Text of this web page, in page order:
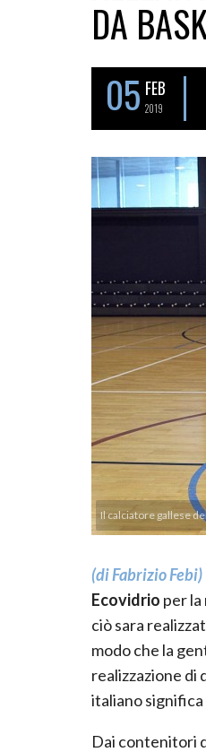
DA
05 FEB
2019
Il calciatore gallese
(di Fabrizio Febi)
Ecovidrio per
ciò sara
modo che la
realizzazione di
italiano
Dai contenitori